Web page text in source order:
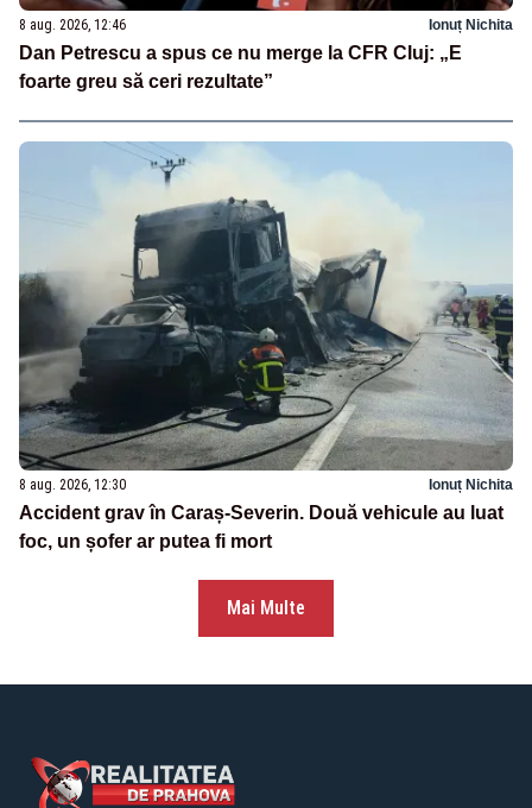
8 aug. 2026, 12:46 Ionuț Nichita
Dan Petrescu a spus ce nu merge la CFR Cluj: „E
foarte greu să ceri rezultate”
8 aug. 2026, 12:30 Ionuț Nichita
Accident grav în Caraș-Severin. Două vehicule au luat
foc, un șofer ar putea fi mort
Mai Multe